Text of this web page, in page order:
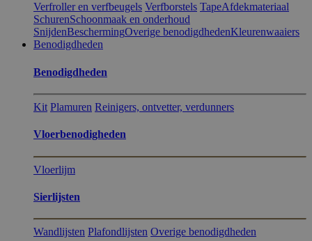
Verfroller en verfbeugels Verfborstels TapeAfdekmateriaal
SchurenSchoonmaak en onderhoud
SnijdenBeschermingOverige benodigdhedenKleurenwaaiers
Benodigdheden
Benodigdheden
Kit Plamuren Reinigers, ontvetter, verdunners
Vloerbenodigheden
Vloerlijm
Sierlijsten
Wandlijsten Plafondlijsten Overige benodigdheden